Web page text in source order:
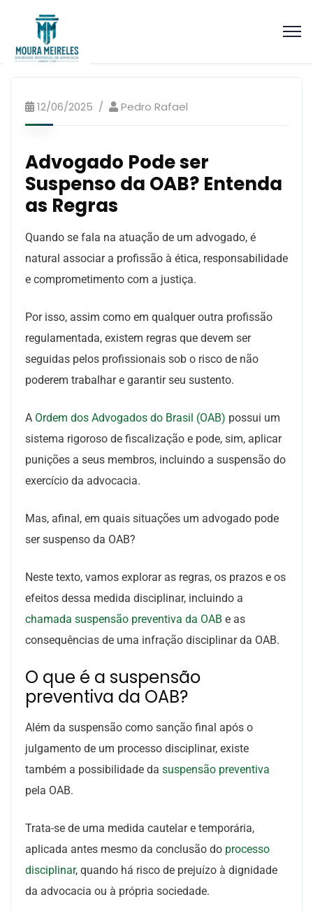
12/06/2025 Pedro Rafael
Advogado Pode ser
Suspenso da OAB? Entenda
as Regras
Quando se fala na atuação de um advogado, é
natural associar a profissão à ética, responsabilidade
e comprometimento com a justiça.
Por isso, assim como em qualquer outra profissão
regulamentada, existem regras que devem ser
seguidas pelos profissionais sob o risco de não
poderem trabalhar e garantir seu sustento.
A Ordem dos Advogados do Brasil (OAB) possui um
sistema rigoroso de fiscalização e pode, sim, aplicar
punições a seus membros, incluindo a suspensão do
exercício da advocacia.
Mas, afinal, em quais situações um advogado pode
ser suspenso da OAB?
Neste texto, vamos explorar as regras, os prazos e os
efeitos dessa medida disciplinar, incluindo a
chamada suspensão preventiva da OAB e as
consequências de uma infração disciplinar da OAB.
O que é a suspensão
preventiva da OAB?
Além da suspensão como sanção final após o
julgamento de um processo disciplinar, existe
também a possibilidade da suspensão preventiva
pela OAB.
Trata-se de uma medida cautelar e temporária,
aplicada antes mesmo da conclusão do processo
disciplinar, quando há risco de prejuízo à dignidade
da advocacia ou à própria sociedade.